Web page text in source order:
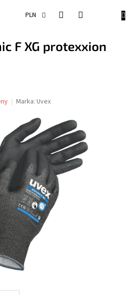
PLN
F XG protexxion
Marka: Uvex